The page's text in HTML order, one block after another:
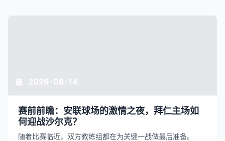
2026-08-14
赛前前瞻：安联球场的激情之夜，拜仁主场如
何迎战沙尔克？
随着比赛临近，双方教练组都在为关键一战做最后准备。